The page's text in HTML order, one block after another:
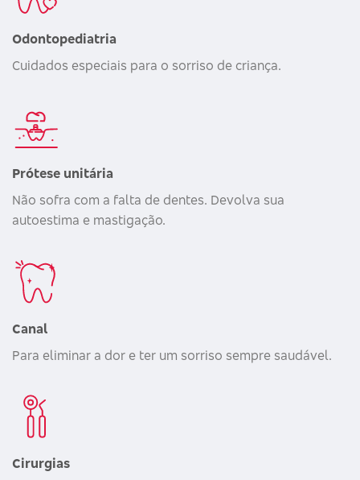
Odontopediatria
Cuidados especiais para o sorriso de criança.
Prótese unitária
Não sofra com a falta de dentes. Devolva sua
autoestima e mastigação.
Canal
Para eliminar a dor e ter um sorriso sempre saudável.
Cirurgias